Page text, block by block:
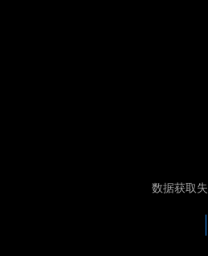
数据获取